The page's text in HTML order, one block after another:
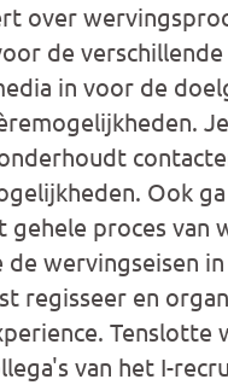
over
de
in voor de
Ook
proces van
de wervingseisen
regisseer en
Tenslotte
van het I-